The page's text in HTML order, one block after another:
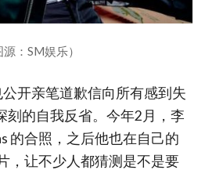
源：SM娱乐）
开亲笔道歉信向所有感到失
刻的自我反省。今年2月，李
的合照，之后他也在自己的
，让不少人都猜测是不是要